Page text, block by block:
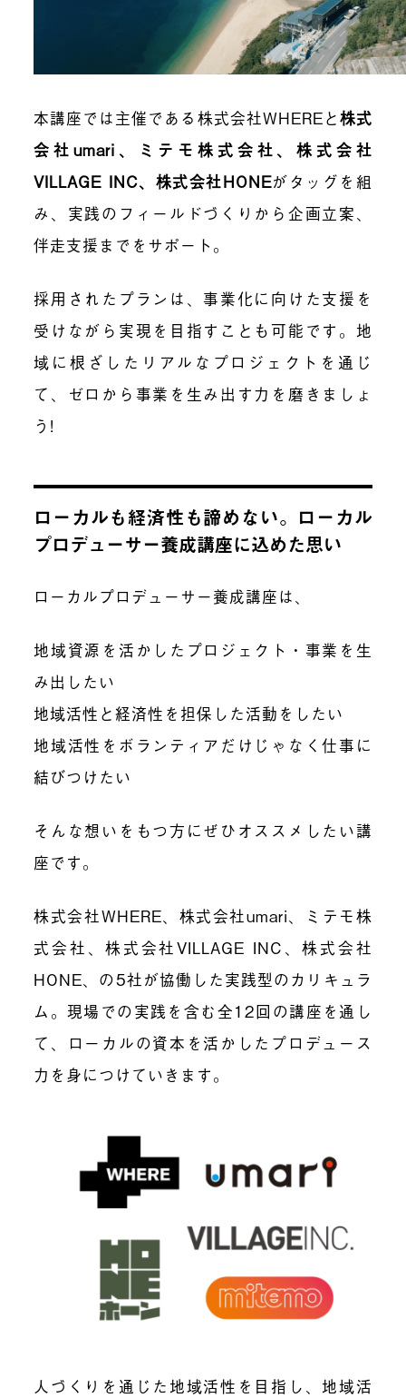
本講座では主催である株式会社WHEREと株式
会社umari、ミテモ株式会社、株式会社
VILLAGE INC、株式会社HONEがタッグを組
み、実践のフィールドづくりから企画立案、
伴走支援までをサポート。
採用されたプランは、事業化に向けた支援を
受けながら実現を目指すことも可能です。地
域に根ざしたリアルなプロジェクトを通じ
て、ゼロから事業を生み出す力を磨きましょ
う!
ローカルも経済性も諦めない。ローカル
プロデューサー養成講座に込めた思い
ローカルプロデューサー養成講座は、
地域資源を活かしたプロジェクト・事業を生
み出したい
地域活性と経済性を担保した活動をしたい
地域活性をボランティアだけじゃなく仕事に
結びつけたい
そんな想いをもつ方にぜひオススメしたい講
座です。
株式会社WHERE、株式会社umari、ミテモ株
式会社、株式会社VILLAGE INC、株式会社
HONE、の5社が協働した実践型のカリキュラ
ム。現場での実践を含む全12回の講座を通し
て、ローカルの資本を活かしたプロデュース
力を身につけていきます。
人づくりを通じた地域活性を目指し、地域活